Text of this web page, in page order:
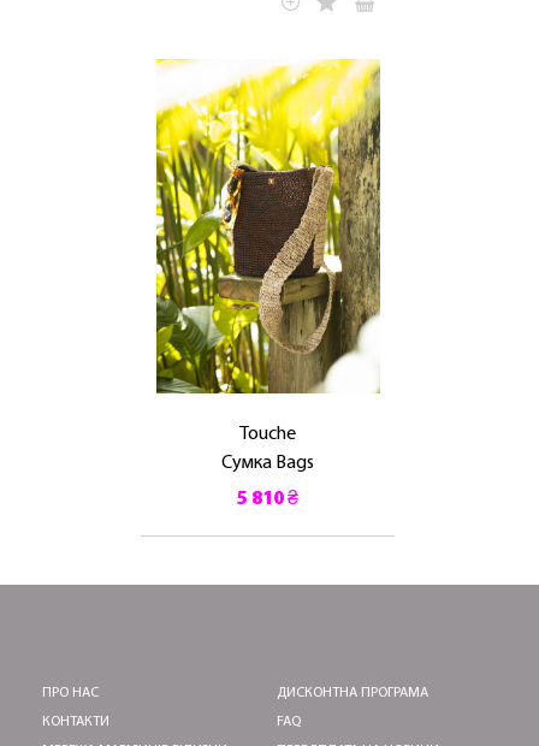
Touche
Сумка Bags
5 810 ₴
ПРО НАС
КОНТАКТИ
ДИСКОНТНА ПРОГРАМА
FAQ
NOSOVSKI.COM! ПРИЙМІТЬ ВІД НАС
ПРИВІТНИЙ БОНУС - ЗНИЖКУ НА
ПЕРШЕ ПОКУПКУ
ОТРИМАТИ!